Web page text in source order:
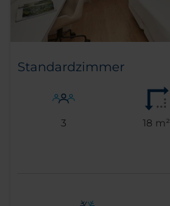
Standardzimmer
3 18 m²